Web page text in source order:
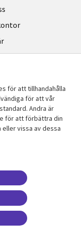
of Use
av cookies
för att tillhandahålla
för att vår
Andra är
för att förbättra din
vissa av dessa